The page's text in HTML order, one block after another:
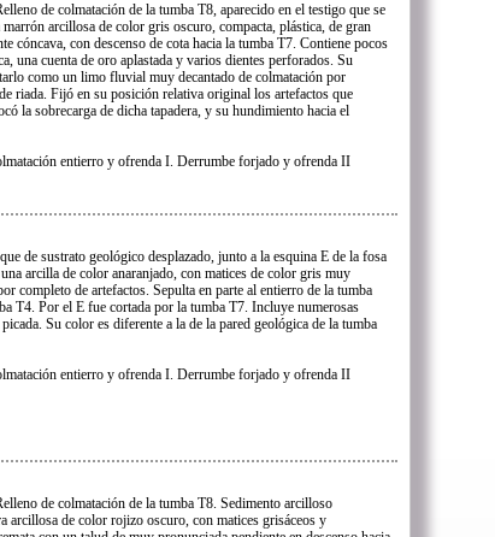
de colmatación de la tumba T8, aparecido en el testigo que se
arcillosa de color gris oscuro, compacta, plástica, de gran
cóncava, con descenso de cota hacia la tumba T7. Contiene pocos
una cuenta de oro aplastada y varios dientes perforados. Su
como un limo fluvial muy decantado de colmatación por
riada. Fijó en su posición relativa original los artefactos que
la sobrecarga de dicha tapadera, y su hundimiento hacia el
entierro y ofrenda I. Derrumbe forjado y ofrenda II
de sustrato geológico desplazado, junto a la esquina E de la fosa
arcilla de color anaranjado, con matices de color gris muy
completo de artefactos. Sepulta en parte al entierro de la tumba
T4. Por el E fue cortada por la tumba T7. Incluye numerosas
Su color es diferente a la de la pared geológica de la tumba
entierro y ofrenda I. Derrumbe forjado y ofrenda II
de colmatación de la tumba T8. Sedimento arcilloso
arcillosa de color rojizo oscuro, con matices grisáceos y